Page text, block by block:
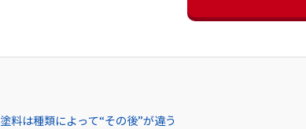
塗料は種類によって“その後”が違う